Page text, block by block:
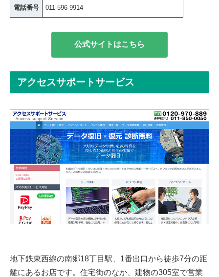
電話番号 011-596-9914
公式サイトはこちら
アクセスサポートサービス
地下鉄東西線の南郷18丁目駅、1番出口から徒歩7分の距
離にあるお店です。住宅街のなか、建物の305室で営業